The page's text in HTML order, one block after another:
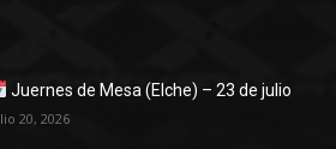
Juernes de Mesa (Elche) – 23 de julio
20, 2026